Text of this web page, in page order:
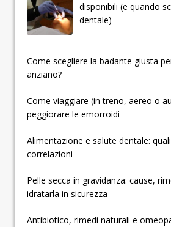
disponibili (e quando
dentale)
­­­­­Come scegliere la badante giusta
anziano?
Come viaggiare (in treno, aereo o
peggiorare le emorroidi
Alimentazione e salute dentale:
correlazioni
Pelle secca in gravidanza: cause,
idratarla in sicurezza
Antibiotico, rimedi naturali e